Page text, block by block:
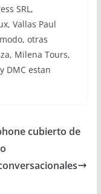
SRL,
Vallas Paul
otras
Milena Tours,
DMC estan
cubierto de